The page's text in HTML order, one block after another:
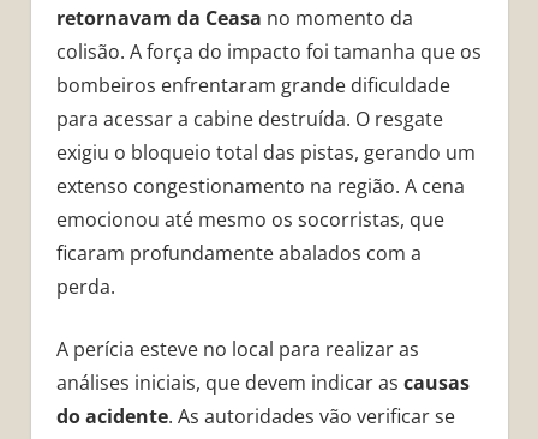
retornavam da Ceasa no momento da
colisão. A força do impacto foi tamanha que os
bombeiros enfrentaram grande dificuldade
para acessar a cabine destruída. O resgate
exigiu o bloqueio total das pistas, gerando um
extenso congestionamento na região. A cena
emocionou até mesmo os socorristas, que
ficaram profundamente abalados com a
perda.
A perícia esteve no local para realizar as
análises iniciais, que devem indicar as causas
do acidente. As autoridades vão verificar se